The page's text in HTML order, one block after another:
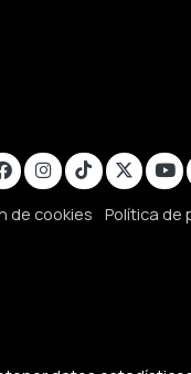
de cookies Política de